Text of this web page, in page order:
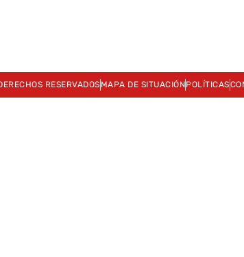
RESERVADOS MAPA DE SITUACIÓNPOLÍTICAS